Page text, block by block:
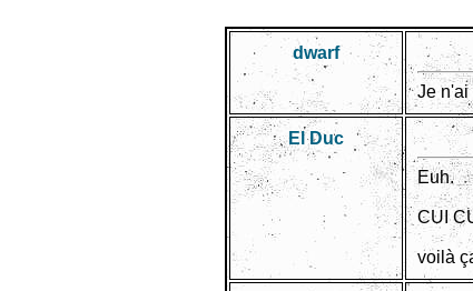
dwarf
Je n'ai
El Duc
Euh.
CUI
voilà